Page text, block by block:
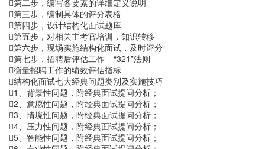
第二步，编写各要素的详细定义说明
第三步，编制具体的评分表格
第四步，设计结构化面试题库
第五步，对相关主考官培训，知识转移
第六步，现场实施结构化面试，及时评分
第七步，招聘后评估工作---“321”法则
衡量招聘工作的绩效评估指标
结构化面试七大经典问题类别及实施技巧
1、背景性问题，附经典面试提问分析；
2、意愿性问题，附经典面试提问分析；
3、情境性问题，附经典面试提问分析；
4、压力性问题，附经典面试提问分析；
5、智能性问题，附经典面试提问分析；